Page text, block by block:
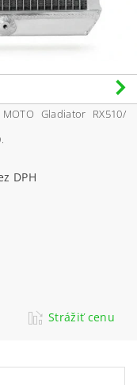
Gladiator RX510/
bez DPH
Strážiť cenu